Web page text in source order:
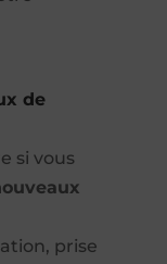
de
si vous
prise